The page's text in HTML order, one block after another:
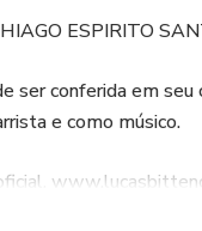
ESPIRITO
ser conferida em seu
e como músico.